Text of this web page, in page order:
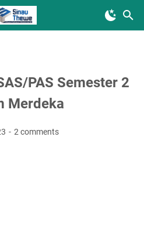
PAS Semester 2
Merdeka
2 comments